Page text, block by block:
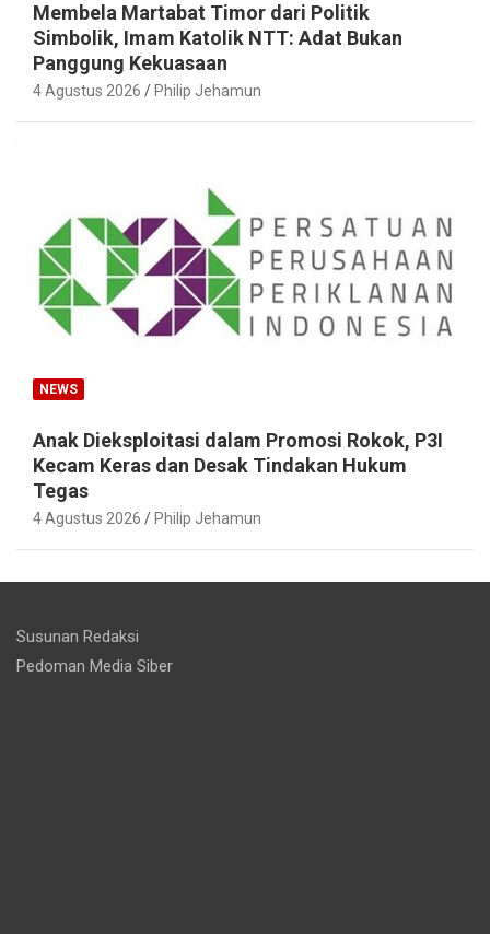
Membela Martabat Timor dari Politik
Simbolik, Imam Katolik NTT: Adat Bukan
Panggung Kekuasaan
4 Agustus 2026 Philip Jehamun
NEWS
Anak Dieksploitasi dalam Promosi Rokok, P3I
Kecam Keras dan Desak Tindakan Hukum
Tegas
4 Agustus 2026 Philip Jehamun
Susunan Redaksi
Pedoman Media Siber